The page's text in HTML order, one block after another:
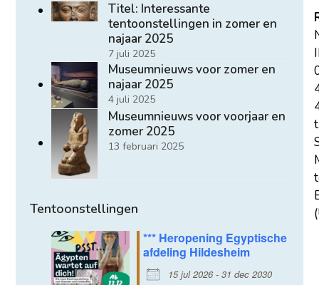
Titel: Interessante
tentoonstellingen in zomer en
najaar 2025
7 juli 2025
Museumnieuws voor zomer en
najaar 2025
4 juli 2025
Museumnieuws voor voorjaar en
zomer 2025
13 februari 2025
Tentoonstellingen
*** Heropening Egyptische
afdeling Hildesheim
15 jul 2026 - 31 dec 2030